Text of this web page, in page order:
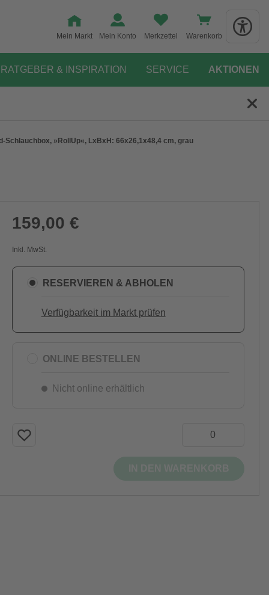
Mein Markt Mein Konto Merkzettel Warenkorb
RATGEBER & INSPIRATION SERVICE AKTIONEN
Schlauchbox, »RollUp«, LxBxH: 66x26,1x48,4 cm, grau
159,00 €
Inkl. MwSt.
RESERVIEREN & ABHOLEN
Verfügbarkeit im Markt prüfen
ONLINE BESTELLEN
Nicht online erhältlich